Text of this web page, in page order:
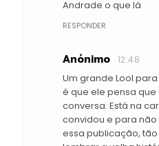
Andrade o que lá
RESPONDER
Anónimo 12:48
Um grande Lool
é que ele pensa
conversa. Está na
convidou e para
essa publicação,